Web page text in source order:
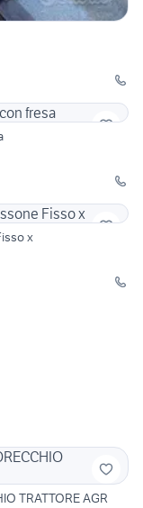
x
TRATTORE AGR